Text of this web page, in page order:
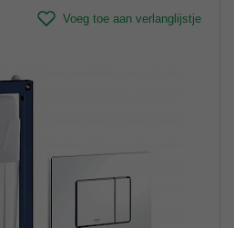
Voeg toe aan verlanglijstje